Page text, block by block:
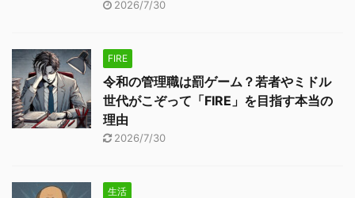
2026/7/30
FIRE
令和の管理職は罰ゲーム？若者やミドル
世代がこぞって「FIRE」を目指す本当の
理由
2026/7/30
生活